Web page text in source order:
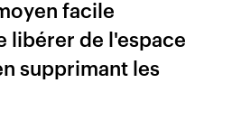
facile
libérer de l'espace
supprimant les